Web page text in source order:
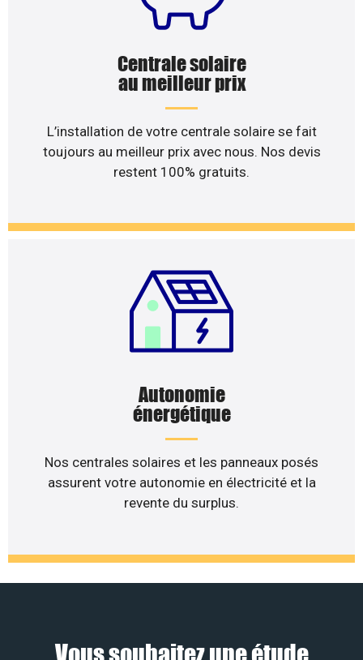
Centrale solaire
au meilleur prix
L’installation de votre centrale solaire se fait
toujours au meilleur prix avec nous. Nos devis
restent 100% gratuits.
Autonomie
énergétique
Nos centrales solaires et les panneaux posés
assurent votre autonomie en électricité et la
revente du surplus.
Vous souhaitez une étude